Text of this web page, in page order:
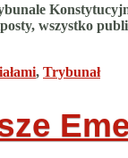
wszystko
, Trybunał